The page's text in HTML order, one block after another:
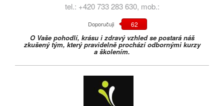
tel.: +420 733 283 630, mob.:
Doporučuji 62
O Vaše pohodlí, krásu i zdravý vzhled se postará náš
zkušený tým, který pravidelně prochází odbornými kurzy
a školením.